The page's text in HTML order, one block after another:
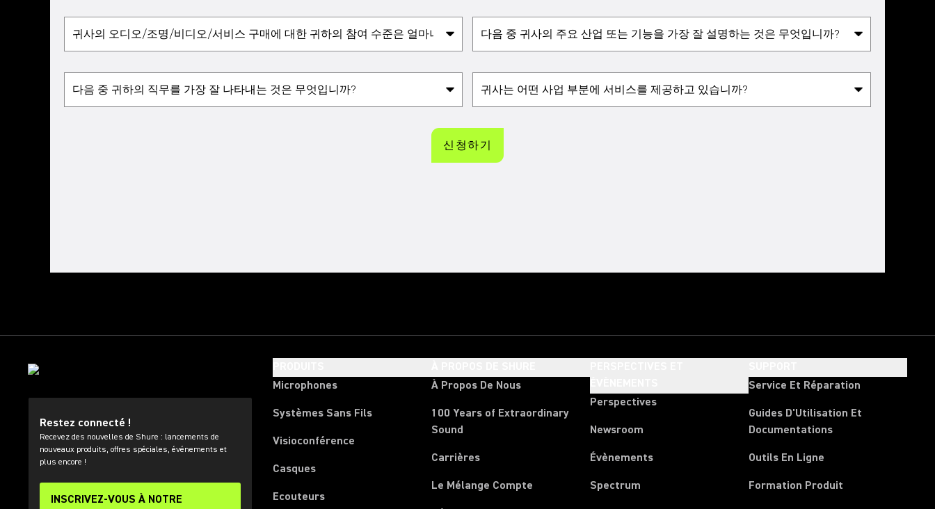
Restez connecté !
Recevez des nouvelles de Shure : lancements de
nouveaux produits, offres spéciales, événements et
plus encore !
INSCRIVEZ-VOUS À NOTRE
Microphones
Systèmes Sans Fils
Visioconférence
Casques
Ecouteurs
À Propos De Nous
100 Years of Extraordinary
Sound
Carrières
Le Mélange Compte
Perspectives
Newsroom
Évènements
Spectrum
Service Et Réparation
Guides D'Utilisation Et
Documentations
Outils En Ligne
Formation Produit